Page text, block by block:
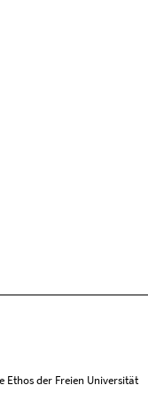
Ethos der Freien Universität